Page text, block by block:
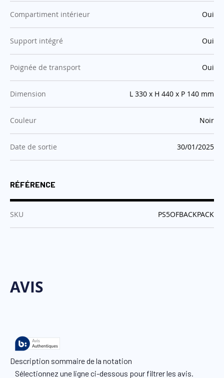
Compartiment intérieur :Oui
Support intégré :Oui
Poignée de transport :Oui
Dimension :L 330 x H 440 x P 140 mm
Couleur :Noir
Date de sortie :30/01/2025
RÉFÉRENCE
SKU :PS5OFBACKPACK